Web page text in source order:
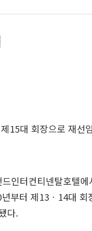
15대 회장으로 재선
인터컨티넨탈호텔
부터 제13ㆍ14대 회
다.